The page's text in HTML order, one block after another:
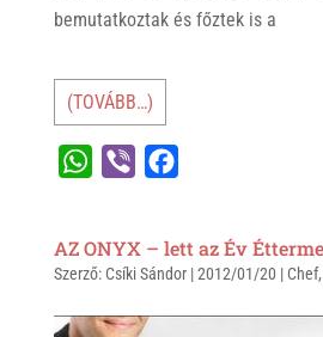
bemutatkoztak és főztek is a
(TOVÁBB…)
t
A
e
e
AZ ONYX – lett az Év Étterme
Szerző: Csíki Sándor|2012/01/20 | Chef,